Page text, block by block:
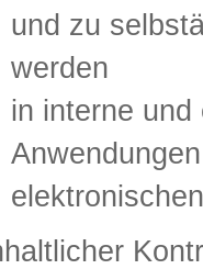
und zu
werden
in interne